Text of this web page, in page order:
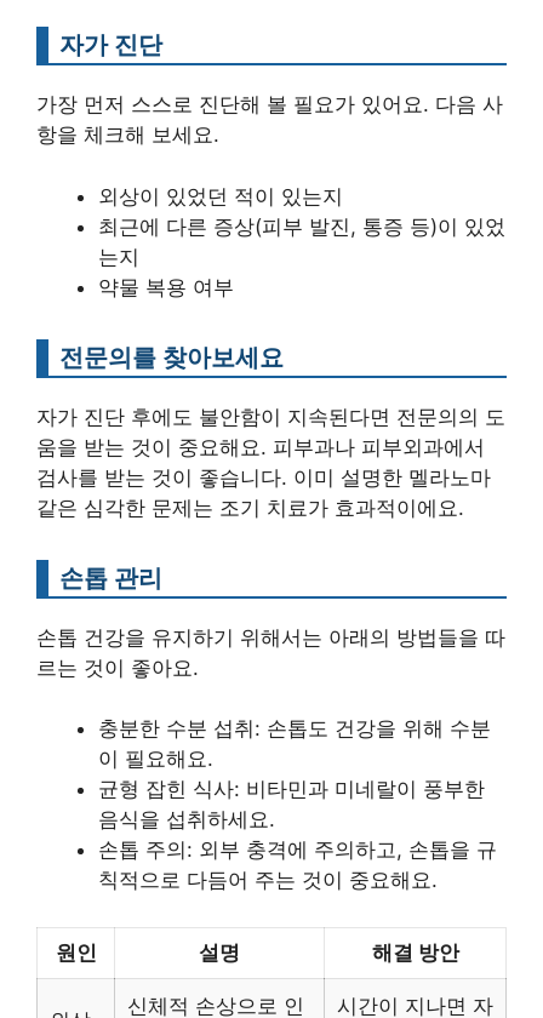
자가 진단
가장 먼저 스스로 진단해 볼 필요가 있어요. 다음 사
항을 체크해 보세요.
외상이 있었던 적이 있는지
최근에 다른 증상(피부 발진, 통증 등)이 있었
는지
약물 복용 여부
전문의를 찾아보세요
자가 진단 후에도 불안함이 지속된다면 전문의의 도
움을 받는 것이 중요해요. 피부과나 피부외과에서
검사를 받는 것이 좋습니다. 이미 설명한 멜라노마
같은 심각한 문제는 조기 치료가 효과적이에요.
손톱 관리
손톱 건강을 유지하기 위해서는 아래의 방법들을 따
르는 것이 좋아요.
충분한 수분 섭취: 손톱도 건강을 위해 수분
이 필요해요.
균형 잡힌 식사: 비타민과 미네랄이 풍부한
음식을 섭취하세요.
손톱 주의: 외부 충격에 주의하고, 손톱을 규
칙적으로 다듬어 주는 것이 중요해요.
원인 설명 해결 방안
신체적 손상으로 인
시간이 지나면 자